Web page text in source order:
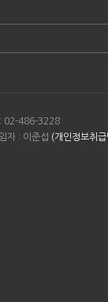
: 02-486-3228
자 : 이준섭 (개인정보취